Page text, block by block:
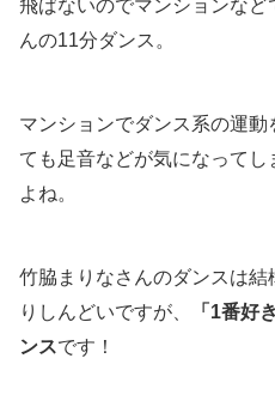
飛ばないのでマンションな
んの11分ダンス。
マンションでダンス系の運
ても足音などが気になって
よね。
竹脇まりなさんのダンスは
りしんどいですが、
「1番好
ンスです！